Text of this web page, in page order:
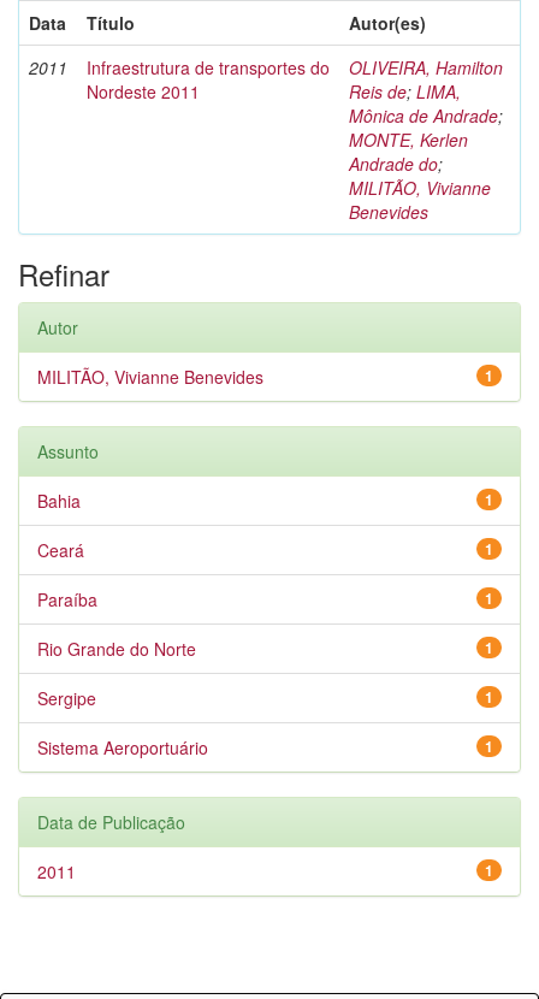
Data
Título
Autor(es)
2011
Infraestrutura de transportes do
Nordeste 2011
OLIVEIRA, Hamilton
Reis de; LIMA,
Mônica de Andrade;
MONTE, Kerlen
Andrade do;
MILITÃO, Vivianne
Benevides
Refinar
Autor
1
MILITÃO, Vivianne Benevides
Assunto
1
Bahia
1
Ceará
1
Paraíba
1
Rio Grande do Norte
1
Sergipe
1
Sistema Aeroportuário
Data de Publicação
1
2011